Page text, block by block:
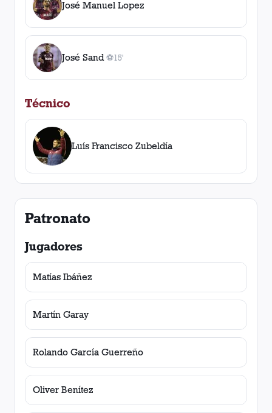
José Manuel Lopez
José Sand ⚽
1gol
15'
Técnico
Luís Francisco Zubeldía
Patronato
Jugadores
Matías Ibáñez
Martín Garay
Rolando García Guerreño
Oliver Benítez